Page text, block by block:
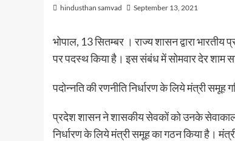
hindusthan samvad September 13, 2021
भोपाल, 13 सितम्बर । राज्य शासन द्वारा
पर पदस्थ किया है। इस संबंध में सोमवार देर शाम
पदोन्नति की रणनीति निर्धारण के लिये मंत्री समूह
प्रदेश शासन ने शासकीय सेवकों को उनके
निर्धारण के लिये मंत्री समूह का गठन किया है।